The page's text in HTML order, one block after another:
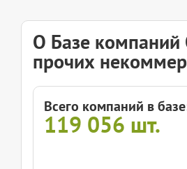
О Базе
прочих
Всего компаний в
119 056 шт.